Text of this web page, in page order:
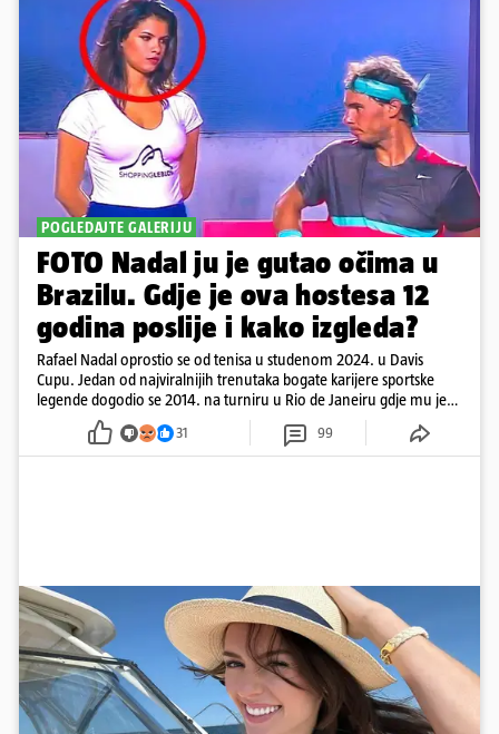
POGLEDAJTE GALERIJU
FOTO Nadal ju je gutao očima u
Brazilu. Gdje je ova hostesa 12
godina poslije i kako izgleda?
Rafael Nadal oprostio se od tenisa u studenom 2024. u Davis
Cupu. Jedan od najviralnijih trenutaka bogate karijere sportske
legende dogodio se 2014. na turniru u Rio de Janeiru gdje mu je
pažnju odvlačila ljepotica iza klupe
31 99